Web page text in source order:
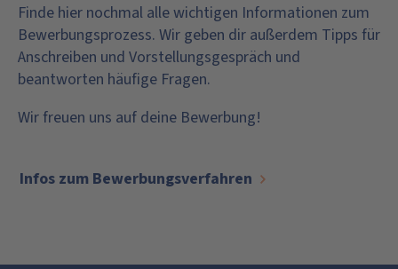
Finde hier nochmal alle wichtigen Informationen zum
Bewerbungsprozess. Wir geben dir außerdem Tipps für
Anschreiben und Vorstellungsgespräch und
beantworten häufige Fragen.
Wir freuen uns auf deine Bewerbung!
Infos zum Bewerbungsverfahren